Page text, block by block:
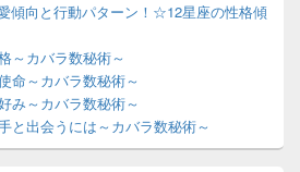
傾向と行動パターン！☆12星座の性格傾
～カバラ数秘術～
命～カバラ数秘術～
み～カバラ数秘術～
と出会うには～カバラ数秘術～